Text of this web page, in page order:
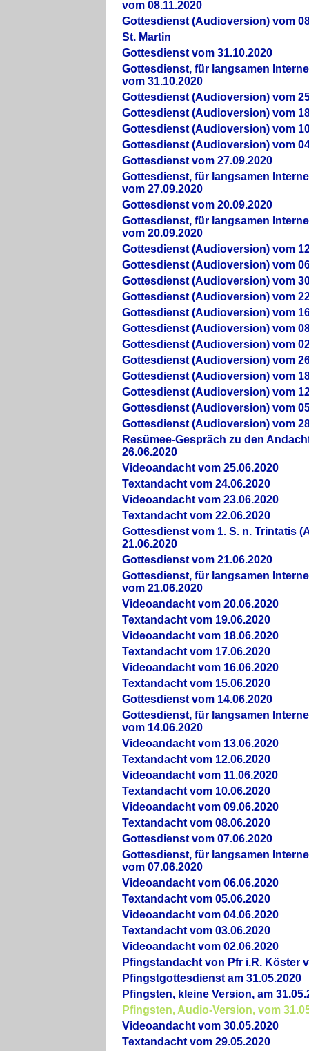
vom 08.11.2020
Gottesdienst (Audioversion) vom
St. Martin
Gottesdienst vom 31.10.2020
Gottesdienst, für langsamen
vom 31.10.2020
Gottesdienst (Audioversion) vom
Gottesdienst (Audioversion) vom
Gottesdienst (Audioversion) vom
Gottesdienst (Audioversion) vom
Gottesdienst vom 27.09.2020
Gottesdienst, für langsamen
vom 27.09.2020
Gottesdienst vom 20.09.2020
Gottesdienst, für langsamen
vom 20.09.2020
Gottesdienst (Audioversion) vom
Gottesdienst (Audioversion) vom
Gottesdienst (Audioversion) vom
Gottesdienst (Audioversion) vom
Gottesdienst (Audioversion) vom
Gottesdienst (Audioversion) vom
Gottesdienst (Audioversion) vom
Gottesdienst (Audioversion) vom
Gottesdienst (Audioversion) vom
Gottesdienst (Audioversion) vom
Gottesdienst (Audioversion) vom
Gottesdienst (Audioversion) vom
Re­sü­mee-Gespräch zu den
26.06.2020
Videoandacht vom 25.06.2020
Textandacht vom 24.06.2020
Videoandacht vom 23.06.2020
Textandacht vom 22.06.2020
Gottesdienst vom 1. S. n. Trintatis
21.06.2020
Gottesdienst vom 21.06.2020
Gottesdienst, für langsamen
vom 21.06.2020
Videoandacht vom 20.06.2020
Textandacht vom 19.06.2020
Videoandacht vom 18.06.2020
Textandacht vom 17.06.2020
Videoandacht vom 16.06.2020
Textandacht vom 15.06.2020
Gottesdienst vom 14.06.2020
Gottesdienst, für langsamen
vom 14.06.2020
Videoandacht vom 13.06.2020
Textandacht vom 12.06.2020
Videoandacht vom 11.06.2020
Textandacht vom 10.06.2020
Videoandacht vom 09.06.2020
Textandacht vom 08.06.2020
Gottesdienst vom 07.06.2020
Gottesdienst, für langsamen
vom 07.06.2020
Videoandacht vom 06.06.2020
Textandacht vom 05.06.2020
Videoandacht vom 04.06.2020
Textandacht vom 03.06.2020
Videoandacht vom 02.06.2020
Pfingstandacht von Pfr i.R. Köster
Pfingstgottesdienst am 31.05.2020
Pfingsten, kleine Version, am
Pfingsten, Audio-Version, vom
Videoandacht vom 30.05.2020
Textandacht vom 29.05.2020